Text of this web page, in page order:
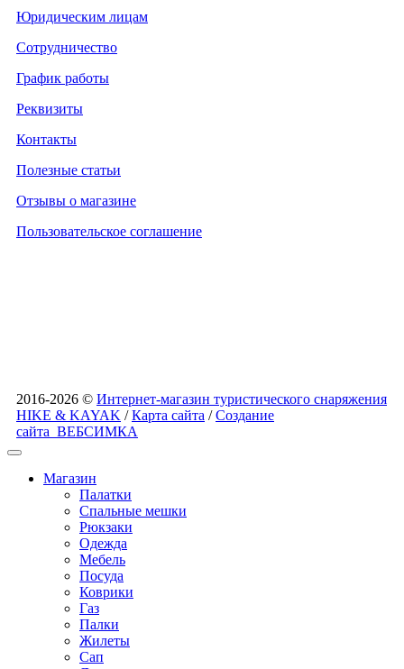
Юридическим лицам
Сотрудничество
График работы
Реквизиты
Контакты
Полезные статьи
Отзывы о магазине
Пользовательское соглашение
2016-2026 © Интернет-магазин туристического снаряжения
HIKE & KAYAK /Карта сайта /Создание
сайта ВЕБСИМКА
Магазин
Палатки
Спальные мешки
Рюкзаки
Одежда
Мебель
Посуда
Коврики
Газ
Палки
Жилеты
Сап